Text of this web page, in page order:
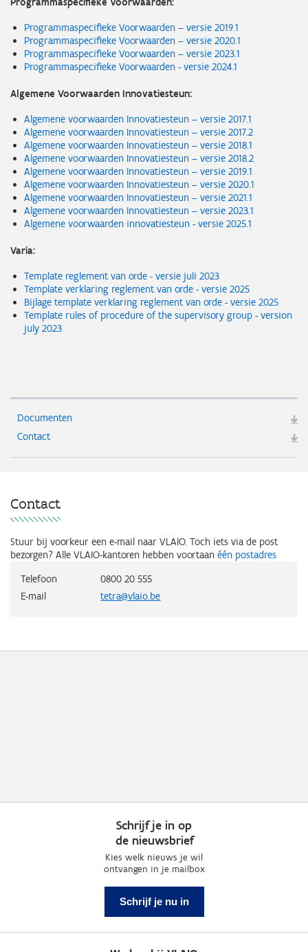
Programmaspecifieke Voorwaarden – versie 2019.1
Programmaspecifieke Voorwaarden – versie 2020.1
Programmaspecifieke Voorwaarden – versie 2023.1
Programmaspecifieke Voorwaarden - versie 2024.1
Algemene Voorwaarden Innovatiesteun:
Algemene voorwaarden Innovatiesteun – versie 2017.1
Algemene voorwaarden Innovatiesteun – versie 2017.2
Algemene voorwaarden Innovatiesteun – versie 2018.1
Algemene voorwaarden Innovatiesteun – versie 2018.2
Algemene voorwaarden Innovatiesteun – versie 2019.1
Algemene voorwaarden Innovatiesteun – versie 2020.1
Algemene voorwaarden Innovatiesteun – versie 2021.1
Algemene voorwaarden Innovatiesteun – versie 2023.1
Algemene voorwaarden innovatiesteun - versie 2025.1
Varia:
Template reglement van orde - versie juli 2023
Template verklaring reglement van orde - versie 2025
Bijlage template verklaring reglement van orde - versie 2025
Template rules of procedure of the supervisory group - version
july 2023
Documenten
Contact
Contact
Stuur bij voorkeur een e-mail naar VLAIO. Toch iets via de post
bezorgen? Alle VLAIO-kantoren hebben voortaan één postadres
Telefoon
0800 20 555
E-mail
tetra@vlaio.be
Schrijf je in op
de nieuwsbrief
Kies welk nieuws je wil
ontvangen in je mailbox
Schrijf je nu in